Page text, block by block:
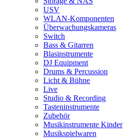
USV
WLAN-Komponenten
Überwachungskameras
Switch
Bass & Gitarren
Blasinstrumente
DJ Equipment
Drums & Percussion
Licht & Bühne
Live
Studio & Recording
Tasteninstrumente
Zubehör
Musikinstrumente Kinder
Musikspielwaren